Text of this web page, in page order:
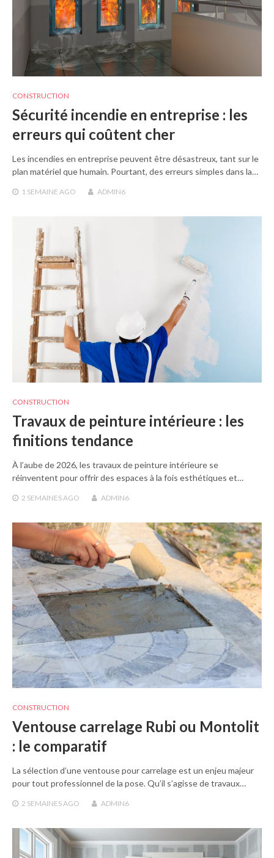
CONSTRUCTION
Sécurité incendie en entreprise : les
erreurs qui coûtent cher
Les incendies en entreprise peuvent être désastreux, tant sur le
plan matériel que humain. Pourtant, des erreurs simples dans la…
1 SEMAINE AGO ADMIN6
CONSTRUCTION
Travaux de peinture intérieure : les
finitions tendance
À l’aube de 2026, les travaux de peinture intérieure se
réinventent pour offrir des espaces à la fois esthétiques et…
2 SEMAINESAGO ADMIN6
CONSTRUCTION
Ventouse carrelage Rubi ou Montolit
: le comparatif
La sélection d’une ventouse pour carrelage est un enjeu majeur
pour tout professionnel de la pose. Qu’il s’agisse de travaux…
2 SEMAINESAGO ADMIN6